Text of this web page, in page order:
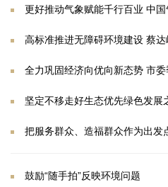
更好推动气象赋能千行百业 中国气
高标准推进无障碍环境建设 蔡
全力巩固经济向优向新态势 市
坚定不移走好生态优先绿色发展之路 陈吉宁调研“无废城市”建设时
把服务群众、造福群众作为出发点和落脚点 陈吉宁
鼓励“随手拍”反映环境问题